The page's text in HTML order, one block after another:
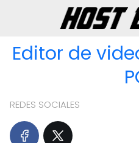
Editor de
REDES SOCIALES